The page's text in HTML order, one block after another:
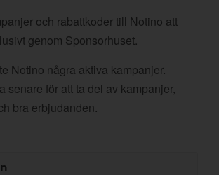
och rabattkoder till Notino att
genom Sponsorhuset.
Notino några aktiva kampanjer.
senare för att ta del av kampanjer,
bra erbjudanden.